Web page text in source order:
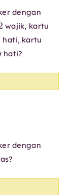
dengan
2
wajik, kartu
hati, kartu
hati?
dengan